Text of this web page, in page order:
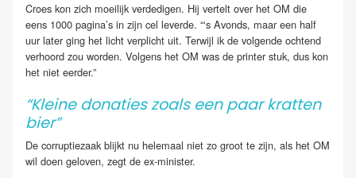
Croes kon zich moeilijk verdedigen. Hij vertelt over het OM die
eens 1000 pagina’s in zijn cel leverde. “‘s Avonds, maar een half
uur later ging het licht verplicht uit. Terwijl ik de volgende ochtend
verhoord zou worden. Volgens het OM was de printer stuk, dus kon
het niet eerder.”
“Kleine donaties zoals een paar kratten
bier”
De corruptiezaak blijkt nu helemaal niet zo groot te zijn, als het OM
wil doen geloven, zegt de ex-minister.